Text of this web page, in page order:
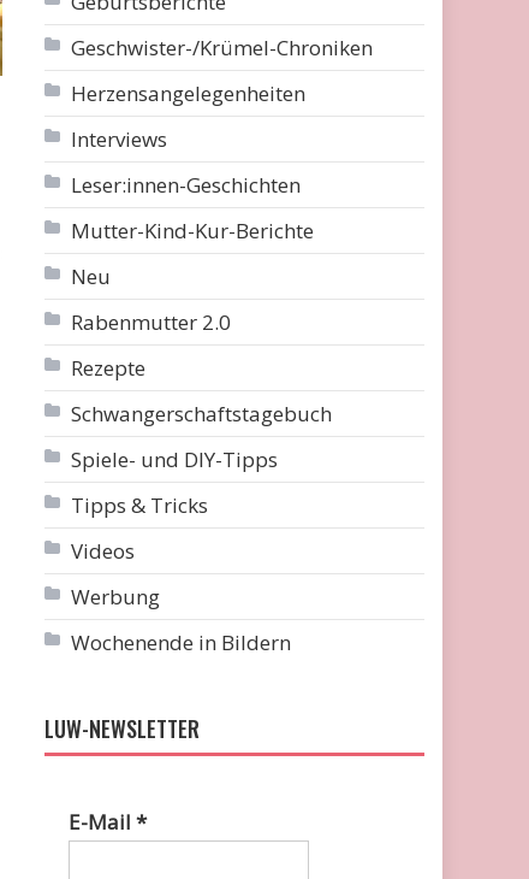
Geschwister-/Krümel-Chroniken
Herzensangelegenheiten
Interviews
Leser:innen-Geschichten
Mutter-Kind-Kur-Berichte
Neu
Rabenmutter 2.0
Rezepte
Schwangerschaftstagebuch
Spiele- und DIY-Tipps
Tipps & Tricks
Videos
Werbung
Wochenende in Bildern
LUW-NEWSLETTER
E-Mail*